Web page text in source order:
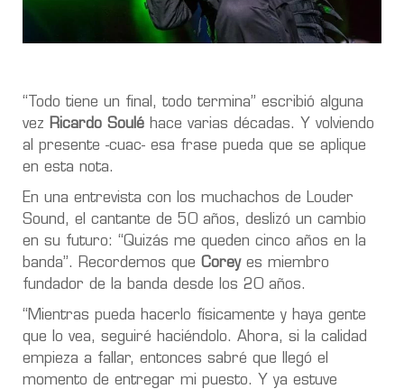
“Todo tiene un final, todo termina” escribió alguna
vez Ricardo Soulé hace varias décadas. Y volviendo
al presente -cuac- esa frase pueda que se aplique
en esta nota.
En una entrevista con los muchachos de Louder
Sound, el cantante de 50 años, deslizó un cambio
en su futuro: “Quizás me queden cinco años en la
banda”. Recordemos que Coreyes miembro
fundador de la banda desde los 20 años.
“Mientras pueda hacerlo físicamente y haya gente
que lo vea, seguiré haciéndolo. Ahora, si la calidad
empieza a fallar, entonces sabré que llegó el
momento de entregar mi puesto.
Y ya estuve